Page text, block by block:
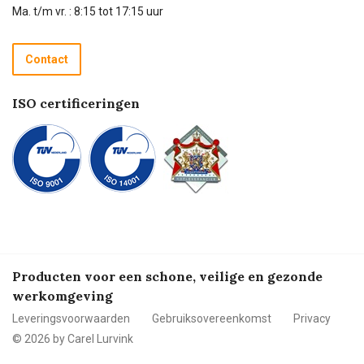
Technische dienst
Recycle programma
Betalen
Ma. t/m vr. : 8:15 tot 17:15 uur
Contact
ISO certificeringen
Producten voor een schone, veilige en gezonde
werkomgeving
Leveringsvoorwaarden Gebruiksovereenkomst
Privacy
© 2026 by Carel Lurvink